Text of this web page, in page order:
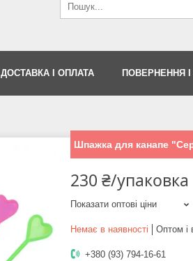
ДОСТАВКА І ОПЛАТА ПОВЕРНЕННЯ І
Шпажка для канапе
230 ₴/упаковка
Показати оптові ціни
Немає в наявності Оптом і
+380 (93) 794-16-61